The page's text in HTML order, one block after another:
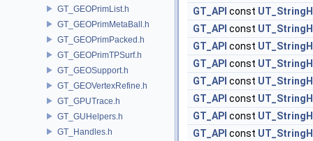
GT_GEOPrimList.h
GT_GEOPrimMetaBall.h
GT_GEOPrimPacked.h
GT_GEOPrimTPSurf.h
GT_GEOSupport.h
GT_GEOVertexRefine.h
GT_GPUTrace.h
GT_GUHelpers.h
GT_Handles.h
GT_API const
GT_API const
GT_API const
GT_API const
GT_API const
GT_API const
GT_API const
GT_API const